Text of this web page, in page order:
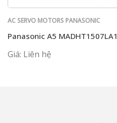
AC SERVO MOTORS PANASONIC
Panasonic A5 MADHT1507LA1
Giá: Liên hệ